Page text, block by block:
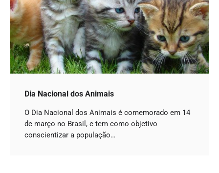
Dia Nacional dos Animais
O Dia Nacional dos Animais é comemorado em 14
de março no Brasil, e tem como objetivo
conscientizar a população…